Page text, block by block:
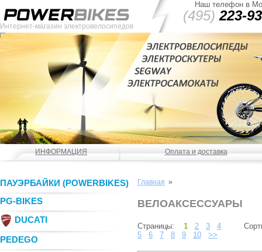
Интернет-магазин электровелосипедов
Наш телефон в
(495) 223-
ИНФОРМАЦИЯ Оплата и доставка
ПАУЭРБАЙКИ (POWERBIKES)
PG-BIKES
DUCATI
PEDEGO
Главная »
ВЕЛОАКСЕССУАРЫ
Страницы: 1 2 3
4
5
6 7 8 9 10 >>